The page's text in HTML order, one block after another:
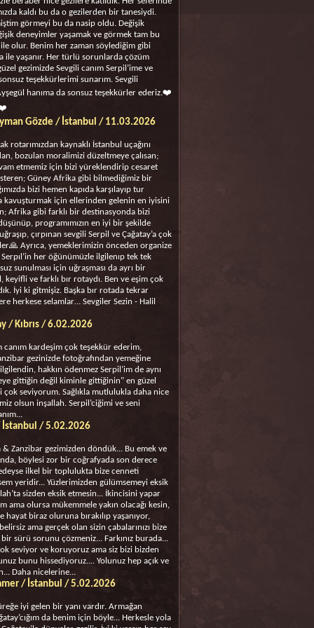
kaldı bu da o gezilerden bir tanesiydi.
görmeyi bu da nasip oldu. Değişik
deneyimler yaşamak ve görmek tam bu
olur. Benim her zaman söylediğim gibi
ile yaşanır. Her türlü sorunlarda çözüm
gezimizde Sevgili canım Serpil’ime ve
sonsuz teşekkürlerimi sunarım. Sevgili
hanıma da sonsuz teşekkürler ederiz.❤️
Gözde / İstanbul / 11.03.2026
rotarımızdan kaynaklı İstanbul uçağını
bozulan moralimizi düzeltmeye çalısan;
etmemiz için bizi yüreklendirip cesaret
Güney Afrika gibi bilmediğimiz bir
bizi hemen kapıda karşılayıp tur
kavuşturmak için ellerinden gelenin en iyisini
Afrika gibi farklı bir destinasyonda bizi
programımızın en iyi bir şekilde
çırpınan sevgili Serpil ve Çağatay’a çok
Ayrıca, yemeklerimizin önceden organize
her öğünümüzle ilgilenıp tek tek
sunulması için uğraşması da ayrı bir
keyifli ve farklı bır rotaydı. Ben ve eşim çok
İyi ki gitmişiz. Başka bır rotada tekrar
herkese selamlar… Sevgiler Sezin - Halil
/ Kıbrıs / 6.02.2026
canım kardeşim çok teşekkür ederim,
gezinizde fotoğrafından yemeğine
hakkın ödenmez Serpil’im de aynı
gittiğin değil kiminle gittiğinin" en güzel
çok seviyorum. Sağlıkla mutlulukla daha nice
olsun inşallah. Serpil’ciğimi ve seni
İstanbul / 5.02.2026
Zanzibar gezimizden döndük... Bu emek ve
böylesi zor bir coğrafyada son derece
ilkel bir toplulukta bize cenneti
yeridir... Yüzlerimizden gülümsemeyi eksik
sizden eksik etmesin... İkincisini yapar
ama olursa mükemmele yakın olacağı kesin,
hayat biraz oluruna bırakılıp yaşanıyor,
ama gerçek olan sizin çabalarınızı bize
bir sürü sorunu çözmeniz... Farkınız burada...
seviyor ve koruyoruz ama siz bizi bizden
bunu hissediyoruz.... Yolunuz hep açık ve
Daha nicelerine...
/ İstanbul / 5.02.2026
iyi gelen bir yanı vardır. Armağan
da benim için böyle... Herkesle yola